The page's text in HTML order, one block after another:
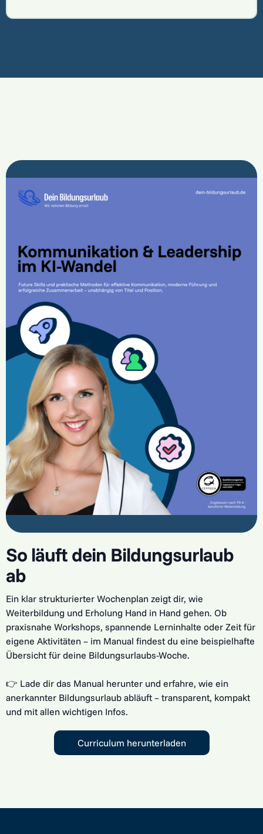
So läuft dein Bildungsurlaub
ab
Ein klar strukturierter Wochenplan zeigt dir, wie
Weiterbildung und Erholung Hand in Hand gehen. Ob
praxisnahe Workshops, spannende Lerninhalte oder Zeit für
eigene Aktivitäten – im Manual findest du eine beispielhafte
Übersicht für deine Bildungsurlaubs-Woche.
👉 Lade dir das Manual herunter und erfahre, wie ein
anerkannter Bildungsurlaub abläuft – transparent, kompakt
und mit allen wichtigen Infos.
Curriculum herunterladen